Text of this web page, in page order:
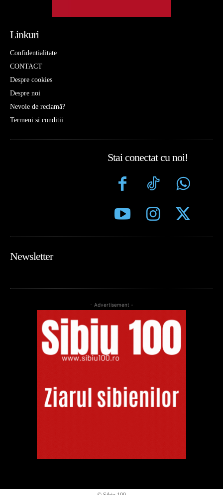
Linkuri
Confidentialitate
CONTACT
Despre cookies
Despre noi
Nevoie de reclamă?
Termeni si conditii
Stai conectat cu noi!
Newsletter
- Advertisement -